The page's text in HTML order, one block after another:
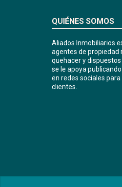
QUIÉNES SOMOS
Aliados Inmobiliarios
agentes de propiedad
quehacer y
se le apoya
en redes sociales
clientes.